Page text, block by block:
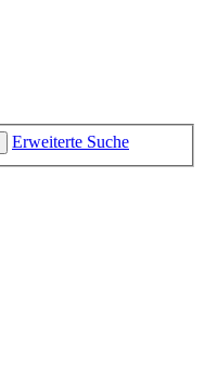
Erweiterte Suche